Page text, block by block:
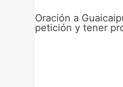
Oración a
petición y tener